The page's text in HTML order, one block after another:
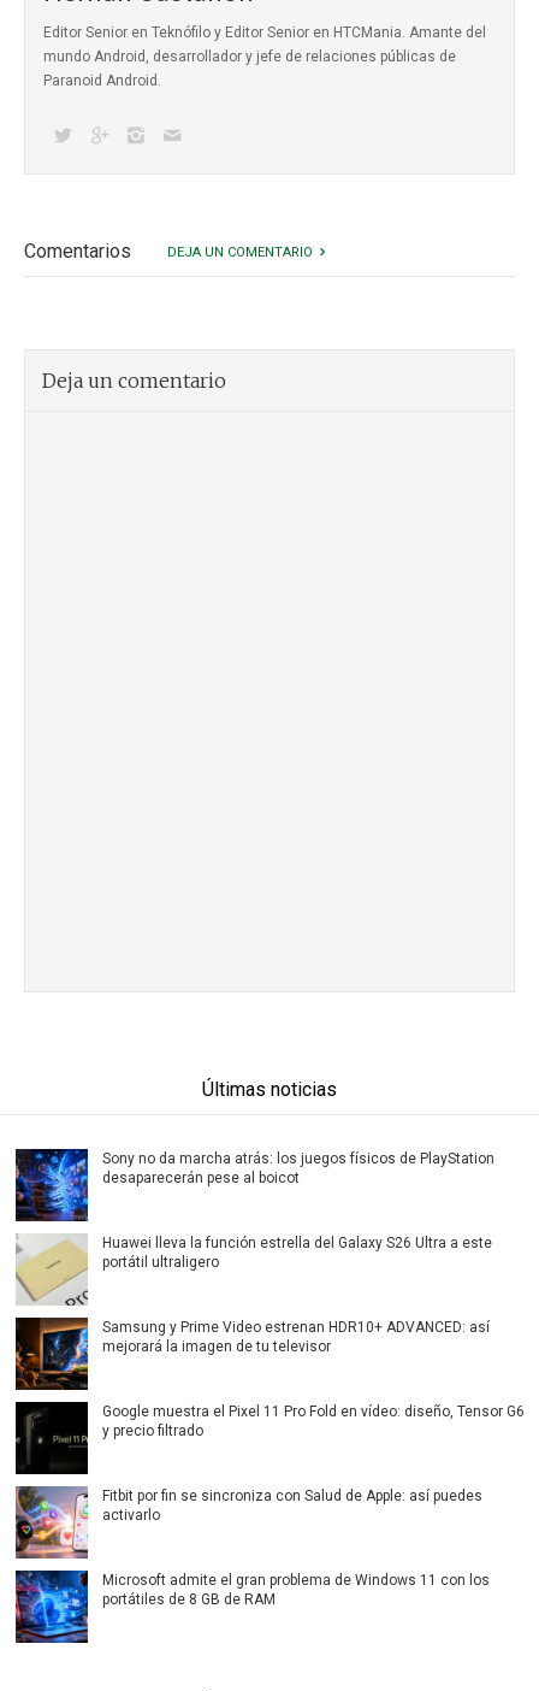
Editor Senior en Teknófilo y Editor Senior en HTCMania. Amante del
mundo Android, desarrollador y jefe de relaciones públicas de
Paranoid Android.
Comentarios DEJA UN COMENTARIO
Deja un comentario
Últimas noticias
Sony no da marcha atrás: los juegos físicos de PlayStation
desaparecerán pese al boicot
Huawei lleva la función estrella del Galaxy S26 Ultra a este
portátil ultraligero
Samsung y Prime Video estrenan HDR10+ ADVANCED: así
mejorará la imagen de tu televisor
Google muestra el Pixel 11 Pro Fold en vídeo: diseño, Tensor G6
y precio filtrado
Fitbit por fin se sincroniza con Salud de Apple: así puedes
activarlo
Microsoft admite el gran problema de Windows 11 con los
portátiles de 8 GB de RAM